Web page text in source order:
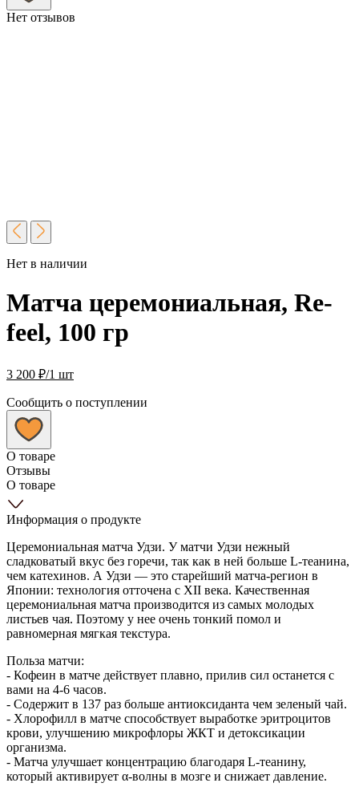
Нет отзывов
Нет в наличии
Матча церемониальная, Re-
feel, 100 гр
3 200 ₽/1 шт
Сообщить о поступлении
О товаре
Отзывы
О товаре
Информация о продукте
Церемониальная матча Удзи. У матчи Удзи нежный
сладковатый вкус без горечи, так как в ней больше L-теанина,
чем катехинов. А Удзи — это старейший матча-регион в
Японии: технология отточена с XII века. Качественная
церемониальная матча производится из самых молодых
листьев чая. Поэтому у нее очень тонкий помол и
равномерная мягкая текстура.
Польза матчи:
- Кофеин в матче действует плавно, прилив сил останется с
вами на 4-6 часов.
- Содержит в 137 раз больше антиоксиданта чем зеленый чай.
- Хлорофилл в матче способствует выработке эритроцитов
крови, улучшению микрофлоры ЖКТ и детоксикации
организма.
- Матча улучшает концентрацию благодаря L-теанину,
который активирует α-волны в мозге и снижает давление.